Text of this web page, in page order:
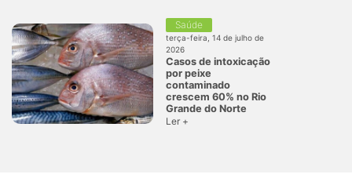
Saúde
terça-feira, 14 de julho de
2026
Casos de intoxicação
por peixe
contaminado
crescem 60% no Rio
Grande do Norte
Ler +